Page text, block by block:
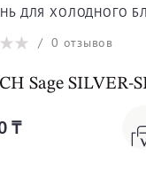
FLUID
ДЛЯ ХОЛОДНОГО
/0 отзывов
Sage SILVER-
₸